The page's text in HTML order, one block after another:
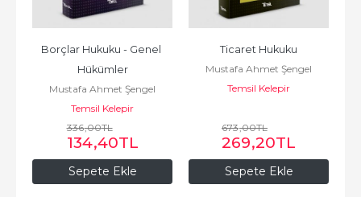
Sepete Ekle
Borçlar Hukuku - Genel
Hükümler
Mustafa Ahmet Şengel
Temsil Kelepir
336,00TL
134,40TL
Sepete Ekle
Ticaret Hukuku
Mustafa Ahmet Şengel
Temsil Kelepir
673,00TL
269,20TL